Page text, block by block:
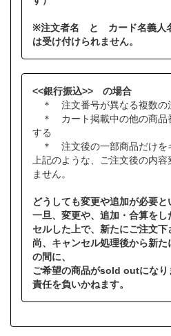
※注文者名 と カード名義人
は受け付けられません。
<<銀行振込>> の場合
＊ 注文番号が異なる複数の
＊ カート掲載中の他の商品
する
＊ 注文後の一部商品だけを
上記のような、ご注文後の内容
ません。
どうしても変更や追加が必要と
一旦、変更や、追加・合算を
セルした上で、新たにご注文下
尚、キャンセル処理後から新
の間に、
ご希望の商品がsold outになり
責任を負いかねます。